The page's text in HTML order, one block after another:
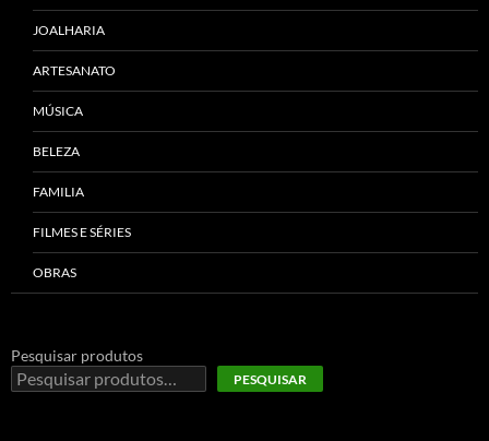
JOALHARIA
ARTESANATO
MÚSICA
BELEZA
FAMILIA
FILMES E SÉRIES
OBRAS
Pesquisar produtos
PESQUISAR